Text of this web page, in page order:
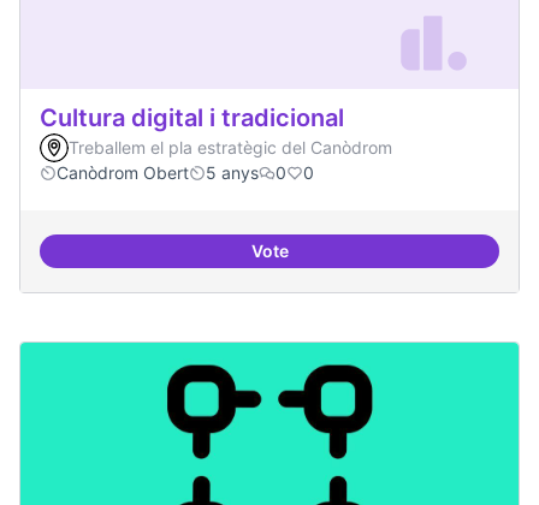
Cultura digital i tradicional
Treballem el pla estratègic del Canòdrom
Canòdrom Obert
5 anys 0 0
VoteCultura digital i tradicional